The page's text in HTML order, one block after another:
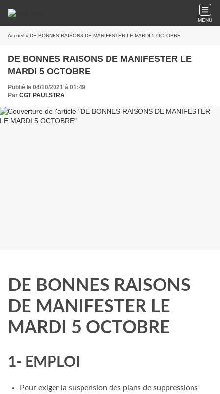
MENU
Accueil » DE BONNES RAISONS DE MANIFESTER LE MARDI 5 OCTOBRE
DE BONNES RAISONS DE MANIFESTER LE
MARDI 5 OCTOBRE
Publié le 04/10/2021 à 01:49
Par CGT PAULSTRA
DE BONNES RAISONS
DE MANIFESTER LE
MARDI 5 OCTOBRE
1- EMPLOI
Pour exiger la suspension des plans de suppressions